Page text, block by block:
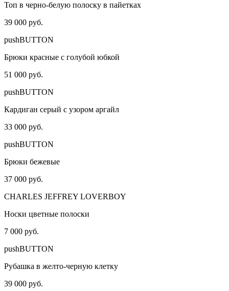
Топ в черно-белую полоску в пайетках
39 000 руб.
pushBUTTON
Брюки красные с голубой юбкой
51 000 руб.
pushBUTTON
Кардиган серый с узором аргайл
33 000 руб.
pushBUTTON
Брюки бежевые
37 000 руб.
CHARLES JEFFREY LOVERBOY
Носки цветные полоски
7 000 руб.
pushBUTTON
Рубашка в желто-черную клетку
39 000 руб.